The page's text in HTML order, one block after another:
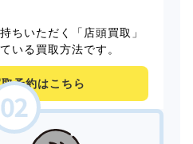
ちいただく「店頭買取」
いる買取方法です。
予約はこちら